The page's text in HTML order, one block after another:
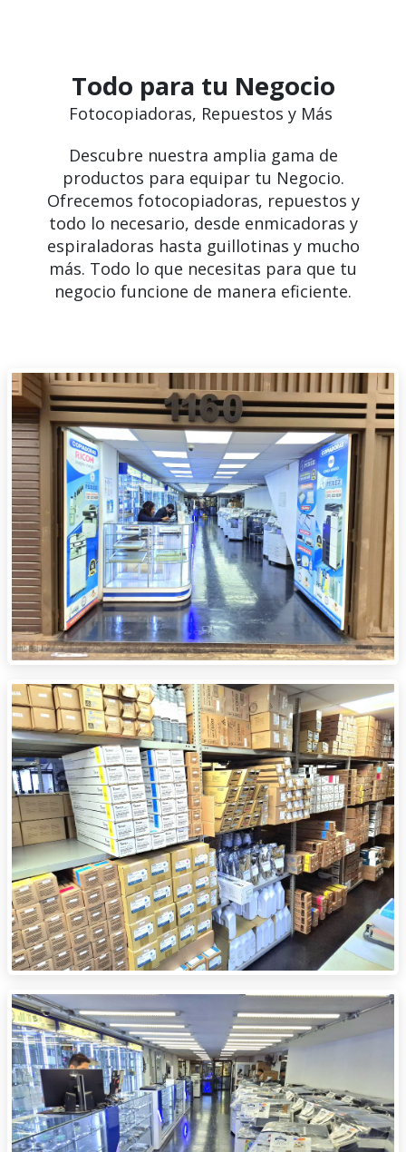
Todo para tu Negocio
Fotocopiadoras, Repuestos y Más
Descubre nuestra amplia gama de
productos para equipar tu Negocio.
Ofrecemos fotocopiadoras, repuestos y
todo lo necesario, desde enmicadoras y
espiraladoras hasta guillotinas y mucho
más. Todo lo que necesitas para que tu
negocio funcione de manera eficiente.